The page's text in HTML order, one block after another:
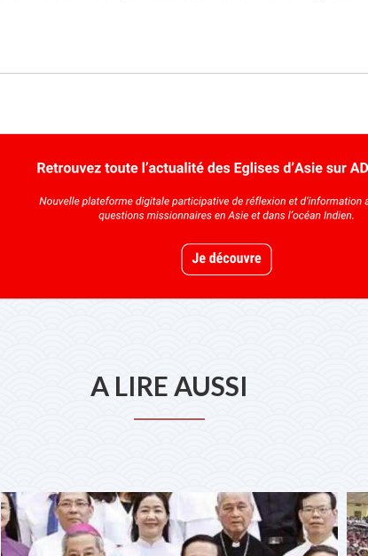
A LIRE AUSSI